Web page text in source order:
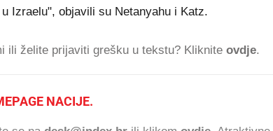
Izraelu", objavili su Netanyahu i Katz.
ili želite prijaviti grešku u tekstu? Kliknite ovdje.
NACIJE.